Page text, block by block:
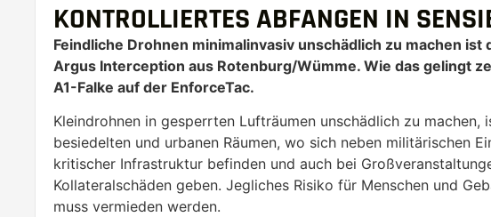
KONTROLLIERTES ABFANGEN IN
Feindliche Drohnen minimalinvasiv unschädlich zu machen
Argus Interception aus Rotenburg/Wümme. Wie das gelingt
A1-Falke auf der EnforceTac.
Kleindrohnen in gesperrten Lufträumen unschädlich zu
besiedelten und urbanen Räumen, wo sich neben militärischen
kritischer Infrastruktur befinden und auch bei
Kollateralschäden geben. Jegliches Risiko für Menschen und
muss vermieden werden.